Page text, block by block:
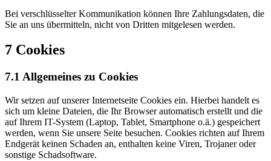
Bei verschlüsselter Kommunikation können Ihre Zahlungsdaten, die
Sie an uns übermitteln, nicht von Dritten mitgelesen werden.
7 Cookies
7.1 Allgemeines zu Cookies
Wir setzen auf unserer Internetseite Cookies ein. Hierbei handelt es
sich um kleine Dateien, die Ihr Browser automatisch erstellt und die
auf Ihrem IT-System (Laptop, Tablet, Smartphone o.ä.) gespeichert
werden, wenn Sie unsere Seite besuchen. Cookies richten auf Ihrem
Endgerät keinen Schaden an, enthalten keine Viren, Trojaner oder
sonstige Schadsoftware.